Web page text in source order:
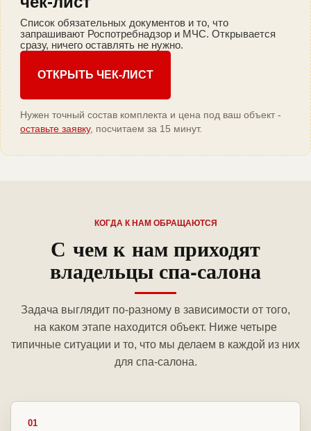
Список обязательных документов и то, что
запрашивают Роспотребнадзор и МЧС. Открывается
сразу, ничего оставлять не нужно.
ОТКРЫТЬ ЧЕК-ЛИСТ
Нужен точный состав комплекта и цена под ваш объект -
оставьте заявку, посчитаем за 15 минут.
КОГДА К НАМ ОБРАЩАЮТСЯ
С чем к нам приходят
владельцы спа-салона
Задача выглядит по-разному в зависимости от того,
на каком этапе находится объект. Ниже четыре
типичные ситуации и то, что мы делаем в каждой из них
для спа-салона.
01